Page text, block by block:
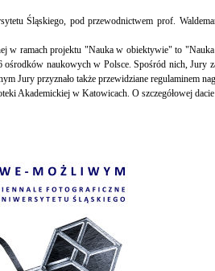
Śląskiego, pod przewodnictwem prof.
w ramach projektu "Nauka w obiektywie" to
naukowych w Polsce. Spośród nich,
Jury przyznało także przewidziane regulaminem
Akademickiej w Katowicach. O szczegółowej